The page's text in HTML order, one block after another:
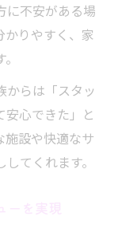
に不安がある場
りやすく、家
からは「スタッ
安心できた」と
施設や快適なサ
てくれます。